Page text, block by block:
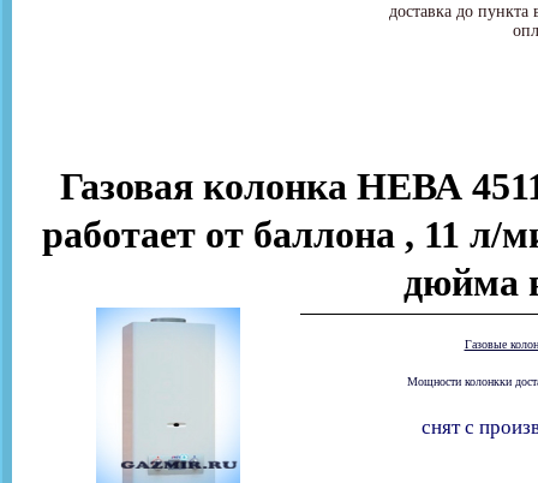
доставка до
Газовая колонка НЕВА
работает от баллона , 11 л/
дюйма
Газовые
Мощности колонкки
снят с